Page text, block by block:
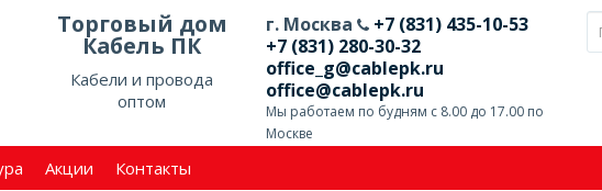
Торговый дом
Кабель ПК
Кабели и провода
оптом
г. Москва
+7 (831) 435-10-53
+7 (831) 280-30-32
office_g@cablepk.ru
office@cablepk.ru
Мы работаем по будням с 8.00 до 17.00 по
Москве
Акции Контакты